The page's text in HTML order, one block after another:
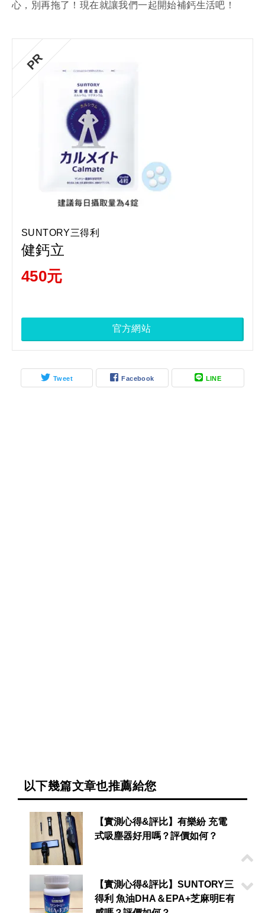
心，別再拖了！現在就讓我們一起開始補鈣生活吧！
PR
SUNTORY三得利
健鈣立
450元
官方網站
Tweet Facebook LINE
以下幾篇文章也推薦給您
【實測心得&評比】有樂紛 充電
式吸塵器好用嗎？評價如何？
【實測心得&評比】SUNTORY三
得利 魚油DHA＆EPA+芝麻明E有